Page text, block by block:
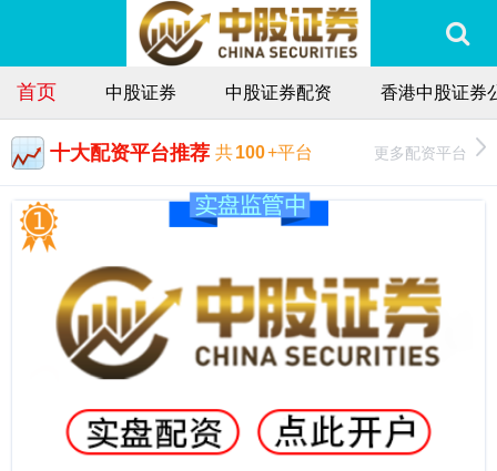
首页 中股证券 中股证券配资 香港中股证券
十大配资平台推荐 共100+平台 更多配资平台